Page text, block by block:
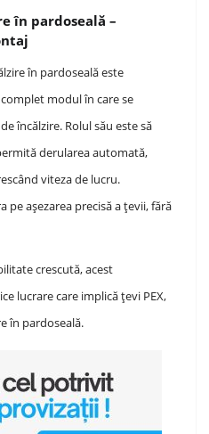
în pardoseală –
în pardoseală este
modul în care se
încălzire. Rolul său este să
derularea automată,
viteza de lucru.
așezarea precisă a țevii, fără
crescută, acest
lucrare care implică țevi PEX,
în pardoseală.